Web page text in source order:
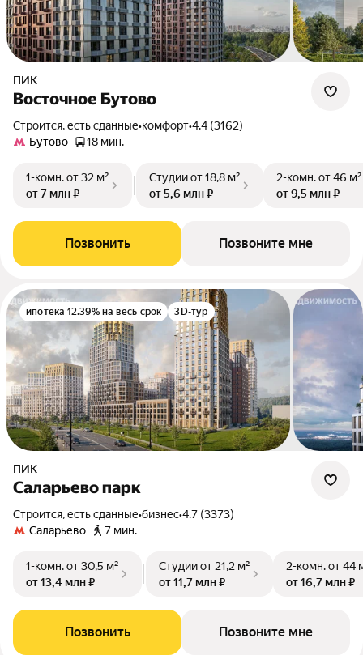
ПИК
Восточное Бутово
Строится, есть сданные•комфорт•4.4 (3162)
Бутово
18 мин.
1-комн.от 32 м²
от 7 млн ₽
Студииот 18,8 м²
от 5,6 млн ₽
2-комн.от 46 м²
от 9,5 млн ₽
Позвонить Позвоните мне
ипотека 12.39% на весь срок 3D-тур
ПИК
Саларьево парк
Строится, есть сданные•бизнес•4.7 (3373)
Саларьево
7 мин.
1-комн.от 30,5 м²
от 13,4 млн ₽
Студииот 21,2 м²
от 11,7 млн ₽
2-комн.от 44
от 16,7 млн ₽
Позвонить Позвоните мне